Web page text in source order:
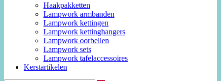
Haakpakketten
Lampwork armbanden
Lampwork kettingen
Lampwork kettinghangers
Lampwork oorbellen
Lampwork sets
Lampwork tafelaccessoires
Kerstartikelen